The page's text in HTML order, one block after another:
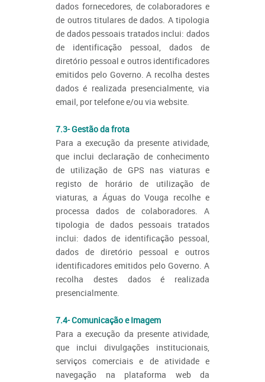
dados fornecedores, de colaboradores e
de outros titulares de dados. A tipologia
de dados pessoais tratados inclui: dados
de identificação pessoal, dados de
diretório pessoal e outros identificadores
emitidos pelo Governo. A recolha destes
dados é realizada presencialmente, via
email, por telefone e/ou via website.
7.3- Gestão da frota
Para a execução da presente atividade,
que inclui declaração de conhecimento
de utilização de GPS nas viaturas e
registo de horário de utilização de
viaturas, a Águas do Vouga recolhe e
processa dados de colaboradores. A
tipologia de dados pessoais tratados
inclui: dados de identificação pessoal,
dados de diretório pessoal e outros
identificadores emitidos pelo Governo. A
recolha destes dados é realizada
presencialmente.
7.4- Comunicação e Imagem
Para a execução da presente atividade,
que inclui divulgações institucionais,
serviços comerciais e de atividade e
navegação na plataforma web da